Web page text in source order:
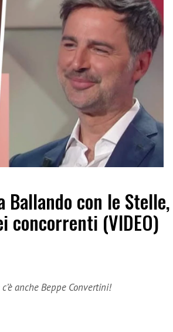
con le Stelle,
concorrenti (VIDEO)
anche Beppe Convertini!